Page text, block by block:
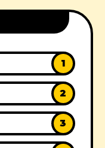
1
2
3